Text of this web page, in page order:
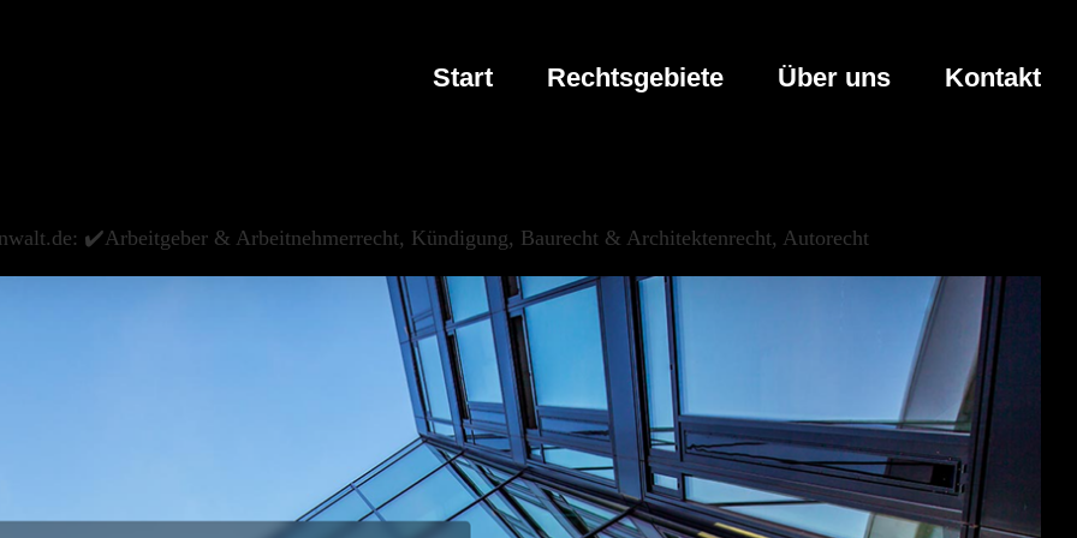
Start Rechtsgebiete Über uns Kontakt
✔️Arbeitgeber & Arbeitnehmerrecht, Kündigung, Baurecht & Architektenrecht, Autorecht